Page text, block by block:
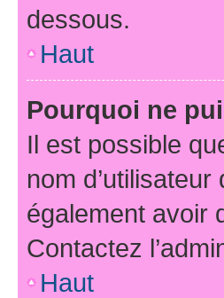
dessous.
Haut
Pourquoi ne
Il est possible
nom
également avoir
Contactez
Haut